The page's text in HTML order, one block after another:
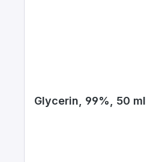
Glycerin, 99%, 50 ml